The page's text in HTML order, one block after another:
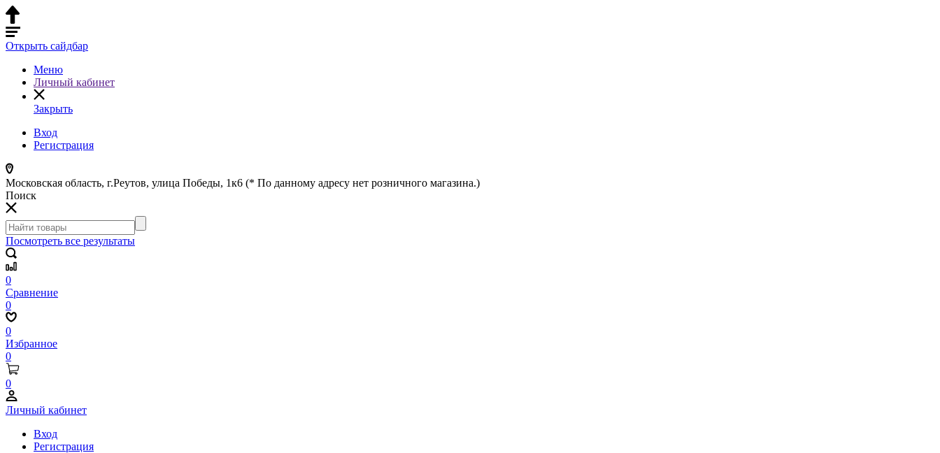
Открыть сайдбар
Меню
Личный кабинет
Закрыть
Вход
Регистрация
Московская область, г.Реутов, улица Победы, 1к6 (* По данному адресу нет розничного магазина.)
Поиск
Посмотреть все результаты
0
Сравнение
0
0
Избранное
0
0
Личный кабинет
Вход
Регистрация